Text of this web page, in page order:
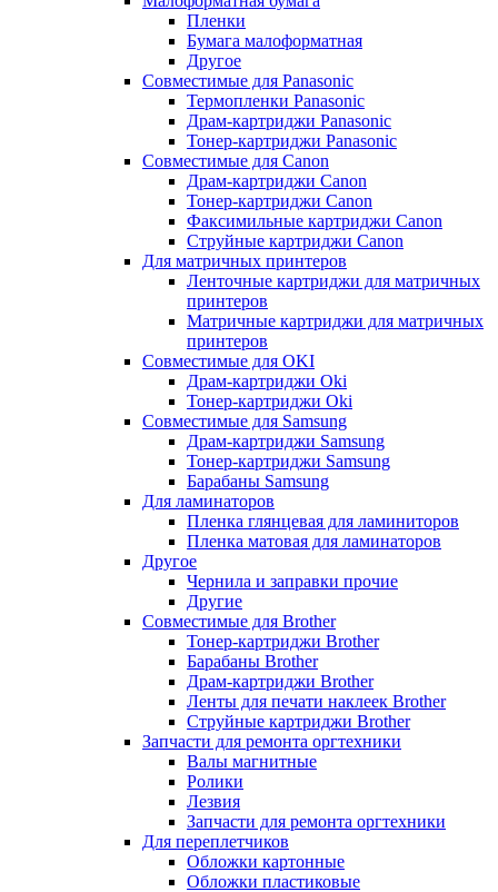
Пленки
Бумага малоформатная
Другое
Совместимые для Panasonic
Термопленки Panasonic
Драм-картриджи Panasonic
Тонер-картриджи Panasonic
Совместимые для Canon
Драм-картриджи Canon
Тонер-картриджи Canon
Факсимильные картриджи Canon
Струйные картриджи Canon
Для матричных принтеров
Ленточные картриджи для матричных
принтеров
Матричные картриджи для матричных
принтеров
Совместимые для OKI
Драм-картриджи Oki
Тонер-картриджи Oki
Совместимые для Samsung
Драм-картриджи Samsung
Тонер-картриджи Samsung
Барабаны Samsung
Для ламинаторов
Пленка глянцевая для ламиниторов
Пленка матовая для ламинаторов
Другое
Чернила и заправки прочие
Другие
Совместимые для Brother
Тонер-картриджи Brother
Барабаны Brother
Драм-картриджи Brother
Ленты для печати наклеек Brother
Струйные картриджи Brother
Запчасти для ремонта оргтехники
Валы магнитные
Ролики
Лезвия
Запчасти для ремонта оргтехники
Для переплетчиков
Обложки картонные
Обложки пластиковые